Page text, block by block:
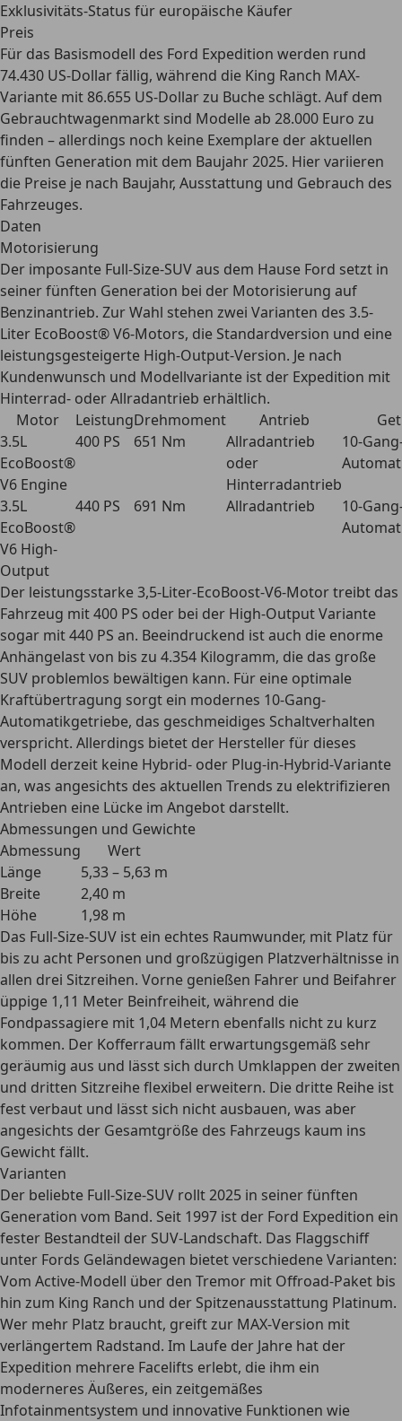
Exklusivitäts-Status für europäische Käufer
Preis
Für das Basismodell des Ford Expedition werden rund
74.430 US-Dollarfällig, während die King Ranch MAX-
Variante mit 86.655 US-Dollar zu Buche schlägt. Auf dem
Gebrauchtwagenmarkt sind Modelle ab 28.000 Euro zu
finden – allerdings noch keine Exemplare der aktuellen
fünften Generation mit dem Baujahr 2025. Hier variieren
die Preise je nach Baujahr, Ausstattung und Gebrauch des
Fahrzeuges.
Daten
Motorisierung
Der imposante Full-Size-SUV aus dem Hause Ford setzt in
seiner fünften Generation bei der Motorisierung auf
Benzinantrieb. Zur Wahl stehen zwei Varianten des 3.5-
Liter EcoBoost® V6-Motors, die Standardversion und eine
leistungsgesteigerte High-Output-Version. Je nach
Kundenwunsch und Modellvariante ist der Expedition mit
Hinterrad- oder Allradantrieb erhältlich.
Motor
LeistungDrehmoment Antrieb
3.5L
EcoBoost®
V6 Engine
400 PS 651 Nm
Allradantrieb
oder
Hinterradantrieb
10-
3.5L
EcoBoost®
V6 High-
Output
440 PS 691 Nm Allradantrieb
10-
Der leistungsstarke 3,5-Liter-EcoBoost-V6-Motor treibt das
Fahrzeug mit 400 PS oder bei der High-Output Variante
sogar mit 440 PS an. Beeindruckend ist auch die enorme
Anhängelast von bis zu 4.354 Kilogramm, die das große
SUV problemlos bewältigen kann. Für eine optimale
Kraftübertragung sorgt ein modernes 10-Gang-
Automatikgetriebe, das geschmeidiges Schaltverhalten
verspricht. Allerdings bietet der Hersteller für dieses
Modell derzeit keine Hybrid- oder Plug-in-Hybrid-Variante
an, was angesichts des aktuellen Trends zu elektrifizieren
Antrieben eine Lücke im Angebot darstellt.
Abmessungen und Gewichte
Abmessung
Wert
Länge
5,33 – 5,63 m
Breite
2,40 m
Höhe
1,98 m
Das Full-Size-SUV ist ein echtes Raumwunder, mit Platz für
bis zu acht Personen und großzügigen Platzverhältnisse in
allen drei Sitzreihen. Vorne genießen Fahrer und Beifahrer
üppige 1,11 Meter Beinfreiheit, während die
Fondpassagiere mit 1,04 Metern ebenfalls nicht zu kurz
kommen. Der Kofferraum fällt erwartungsgemäß sehr
geräumig aus und lässt sich durch Umklappen der zweiten
und dritten Sitzreiheflexibel erweitern. Die dritte Reihe ist
fest verbaut und lässt sich nicht ausbauen, was aber
angesichts der Gesamtgröße des Fahrzeugs kaum ins
Gewicht fällt.
Varianten
Der beliebte Full-Size-SUV rollt 2025 in seiner fünften
Generation vom Band. Seit 1997 ist der Ford Expedition ein
fester Bestandteil der SUV-Landschaft. Das Flaggschiff
unter Fords Geländewagen bietet verschiedene Varianten:
Vom Active-Modell über den Tremor mit Offroad-Paket bis
hin zum King Ranch und der Spitzenausstattung Platinum.
Wer mehr Platz braucht, greift zur MAX-Version mit
verlängertem Radstand. Im Laufe der Jahre hat der
Expedition mehrere Facelifts erlebt, die ihm ein
moderneres Äußeres, ein zeitgemäßes
Infotainmentsystem und innovative Funktionen wie